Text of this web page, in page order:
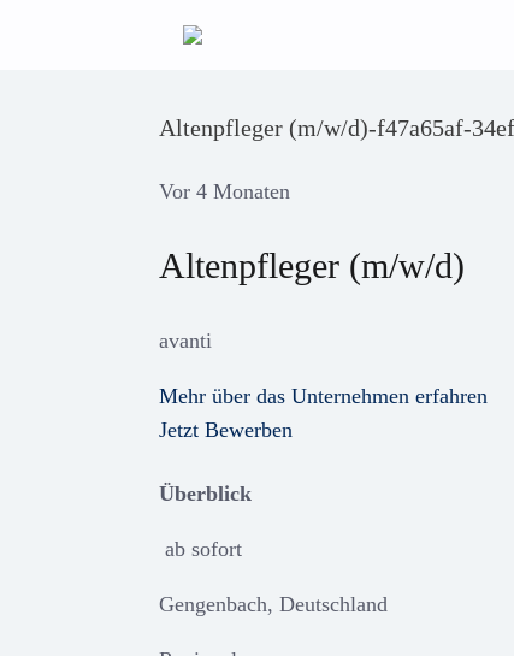
Altenpfleger (m/w/d)-f47a65af-
Vor 4 Monaten
Altenpfleger (m/w/d)
avanti
Mehr über das Unternehmen erfahren
Jetzt Bewerben
Überblick
ab sofort
Gengenbach, Deutschland